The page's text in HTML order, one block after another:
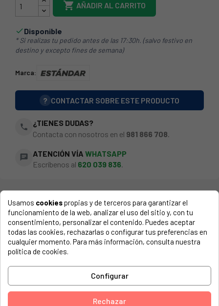
 AÑADIR AL CARRITO
Disponible
* Si realizas tu pedido antes de las 17:30h. (salvo festivo en
destino y excepto fines de semana)
Marca:
? CONTACTAR SOBRE ESTE PRODUCTO
phone
¿TIENES DUDAS?
Contacta con nosotros en el 981 866 708
chat ATENCIÓN VÍA WHATSAPP
Escríbenos al 620 039 836.
COMPATIBLE CON...
El número de modelo lo encontrarás en la etiqueta de tu
electrodoméstico. Suele estar formado por números y
letras.
Condensador electrolitico 2200MF-25V
Usamos cookiespropias y de terceros para garantizar el
funcionamiento de la web, analizar el uso del sitio y, con tu
consentimiento, personalizar el contenido. Puedes aceptar
todas las cookies, rechazarlas o configurar tus preferencias en
cualquier momento. Para más información, consulta nuestra
política de cookies.
Configurar
Rechazar